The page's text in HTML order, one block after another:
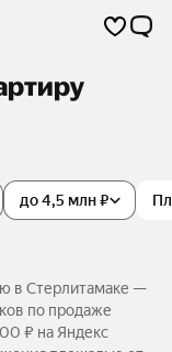
до 4,5 млн ₽
в Стерлитамаке —
по продаже
₽ на Яндекс